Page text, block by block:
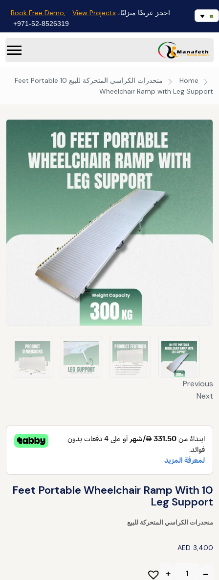
احجز عرضًا منزليًا، Book Free Demo, View Projects
971-52-8526319+
Home منحدرات الكراسي المتحركة للبيع
10 Feet Portable
Wheelchair Ramp with Leg Support
Previous
Next
10 Feet Portable Wheelchair Ramp With
Leg Support
AED 3,400
منحدرات الكراسي المتحركة للبيع